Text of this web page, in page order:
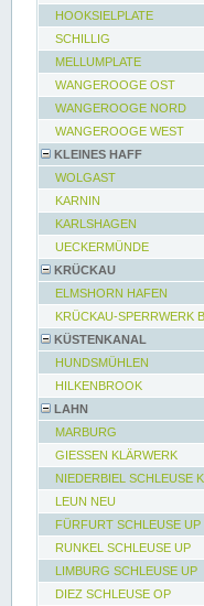
HOOKSIELPLATE
SCHILLIG
MELLUMPLATE
WANGEROOGE OST
WANGEROOGE NORD
WANGEROOGE WEST
KLEINES HAFF
WOLGAST
KARNIN
KARLSHAGEN
UECKERMÜNDE
KRÜCKAU
ELMSHORN HAFEN
KRÜCKAU-SPERRWERK
KÜSTENKANAL
HUNDSMÜHLEN
HILKENBROOK
LAHN
MARBURG
GIESSEN KLÄRWERK
NIEDERBIEL SCHLEUSE
LEUN NEU
FÜRFURT SCHLEUSE UP
RUNKEL SCHLEUSE UP
LIMBURG SCHLEUSE UP
DIEZ SCHLEUSE OP